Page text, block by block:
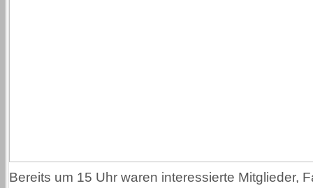
Bereits um 15 Uhr waren interessierte Mitglieder,